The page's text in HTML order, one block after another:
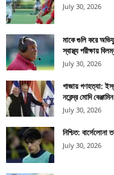
July 30, 2026
মাকে গুলি করে
স্বাস্থ্য পরীক্ষায়
July 30, 2026
গাজায় গণহত্যা:
নরেন্দ্র মোদি
July 30, 2026
নিশ্চিত:
July 30, 2026